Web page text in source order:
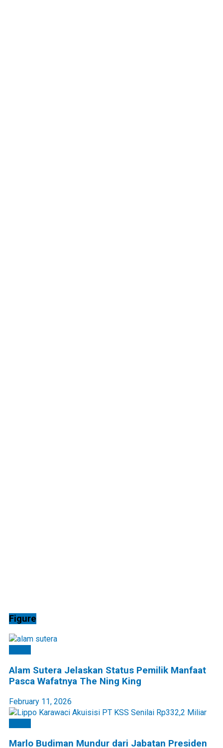
Figure
Alam Sutera Jelaskan Status Pemilik Manfaat
Pasca Wafatnya The Ning King
February 11, 2026
Marlo Budiman Mundur dari Jabatan Presiden